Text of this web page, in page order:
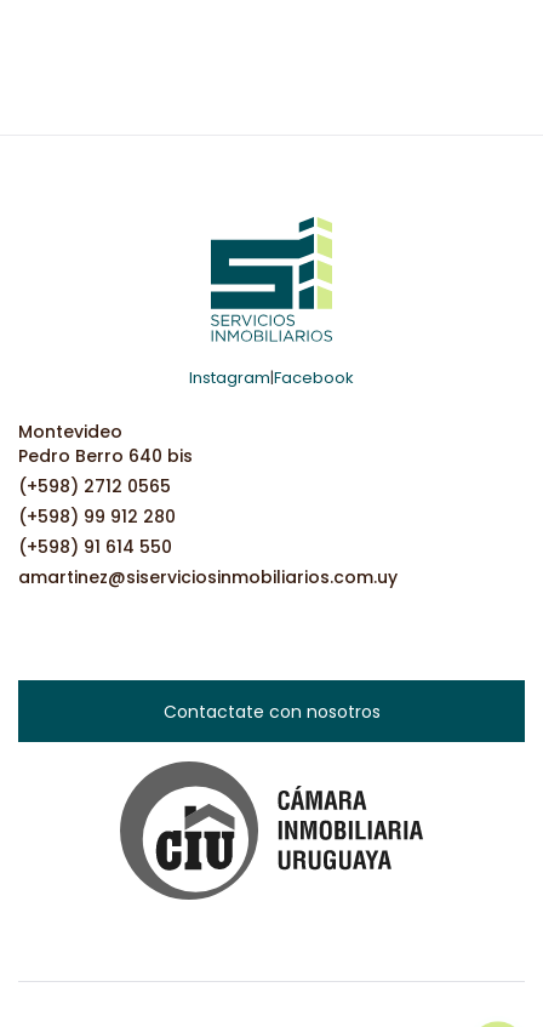
Instagram|Facebook
Montevideo
Pedro Berro 640 bis
(+598) 2712 0565
(+598) 99 912 280
(+598) 91 614 550
amartinez@siserviciosinmobiliarios.com.uy
Contactate con nosotros